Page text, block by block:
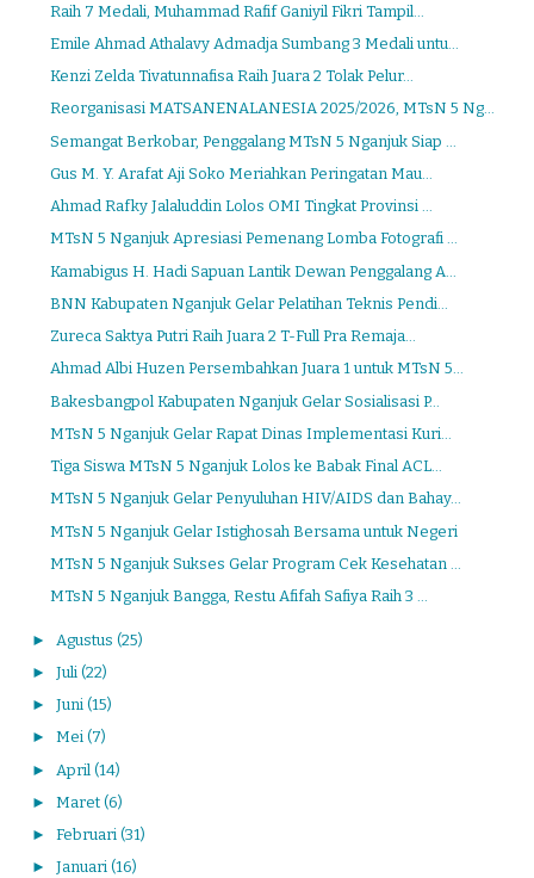
Raih 7 Medali, Muhammad Rafif Ganiyil Fikri Tampil...
Emile Ahmad Athalavy Admadja Sumbang 3 Medali untu...
Kenzi Zelda Tivatunnafisa Raih Juara 2 Tolak Pelur...
Reorganisasi MATSANENALANESIA 2025/2026, MTsN 5 Ng...
Semangat Berkobar, Penggalang MTsN 5 Nganjuk Siap ...
Gus M. Y. Arafat Aji Soko Meriahkan Peringatan Mau...
Ahmad Rafky Jalaluddin Lolos OMI Tingkat Provinsi ...
MTsN 5 Nganjuk Apresiasi Pemenang Lomba Fotografi ...
Kamabigus H. Hadi Sapuan Lantik Dewan Penggalang A...
BNN Kabupaten Nganjuk Gelar Pelatihan Teknis Pendi...
Zureca Saktya Putri Raih Juara 2 T-Full Pra Remaja...
Ahmad Albi Huzen Persembahkan Juara 1 untuk MTsN 5...
Bakesbangpol Kabupaten Nganjuk Gelar Sosialisasi P...
MTsN 5 Nganjuk Gelar Rapat Dinas Implementasi Kuri...
Tiga Siswa MTsN 5 Nganjuk Lolos ke Babak Final ACL...
MTsN 5 Nganjuk Gelar Penyuluhan HIV/AIDS dan Bahay...
MTsN 5 Nganjuk Gelar Istighosah Bersama untuk Negeri
MTsN 5 Nganjuk Sukses Gelar Program Cek Kesehatan ...
MTsN 5 Nganjuk Bangga, Restu Afifah Safiya Raih 3 ...
► Agustus (25)
► Juli (22)
► Juni (15)
► Mei (7)
► April (14)
► Maret (6)
► Februari (31)
► Januari (16)